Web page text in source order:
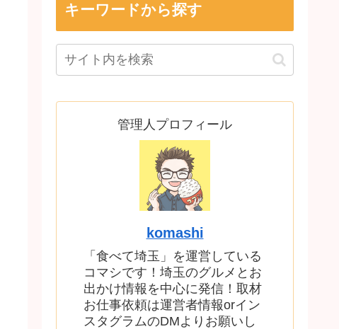
キーワードから探す
管理人プロフィール
komashi
「食べて埼玉」を運営している
コマシです！埼玉のグルメとお
出かけ情報を中心に発信！取材
お仕事依頼は運営者情報orイン
スタグラムのDMよりお願いし